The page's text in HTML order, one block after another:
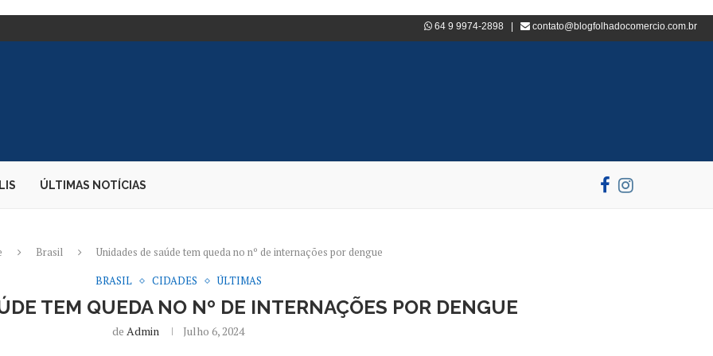
JUDICIÁRIO;... 64 9 9974-2898 | contato@blogfolhadocomercio.com.br
ÚLTIMAS NOTÍCIAS
Brasil
Unidades de saúde tem queda no nº de internações por dengue
BRASIL
CIDADES ÚLTIMAS
TEM QUEDA NO Nº DE INTERNAÇÕES POR DENGUE
de Admin Julho 6, 2024